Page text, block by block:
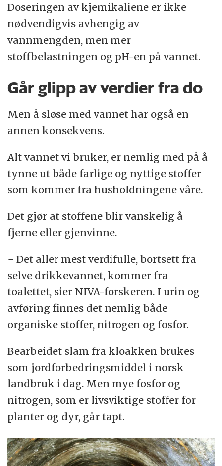
Doseringen av kjemikaliene er ikke
nødvendigvis avhengig av
vannmengden, men mer
stoffbelastningen og pH-en på vannet.
Går glipp av verdier fra do
Men å sløse med vannet har også en
annen konsekvens.
Alt vannet vi bruker, er nemlig med på å
tynne ut både farlige og nyttige stoffer
som kommer fra husholdningene våre.
Det gjør at stoffene blir vanskelig å
fjerne eller gjenvinne.
− Det aller mest verdifulle, bortsett fra
selve drikkevannet, kommer fra
toalettet, sier NIVA-forskeren. I urin og
avføring finnes det nemlig både
organiske stoffer, nitrogen og fosfor.
Bearbeidet slam fra kloakken brukes
som jordforbedringsmiddel i norsk
landbruk i dag. Men mye fosfor og
nitrogen, som er livsviktige stoffer for
planter og dyr, går tapt.